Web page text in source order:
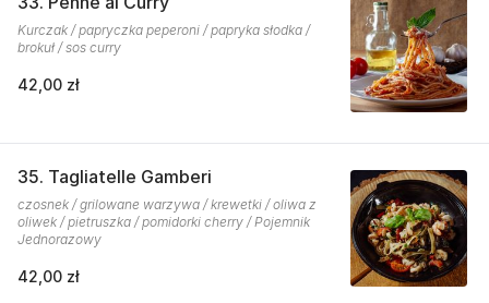
Kurczak / papryczka peperoni / papryka słodka /
brokuł / sos curry
42,00 zł
35. Tagliatelle Gamberi
czosnek / grilowane warzywa / krewetki / oliwa z
oliwek / pietruszka / pomidorki cherry / Pojemnik
Jednorazowy
42,00 zł